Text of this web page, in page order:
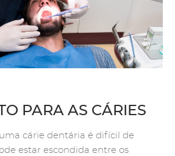
PARA AS CÁRIES
cárie dentária é difícil de
estar escondida entre os